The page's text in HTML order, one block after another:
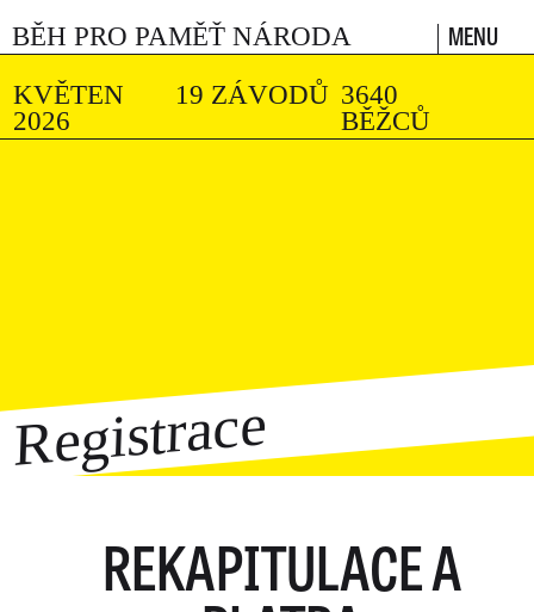
BĚH PRO PAMĚŤ NÁRODA MENU
KVĚTEN
2026
19 ZÁVODŮ 3640
BĚŽCŮ
Registrace
REKAPITULACE A